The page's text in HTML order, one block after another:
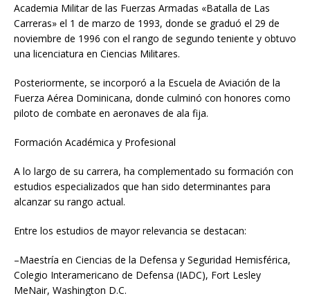
Academia Militar de las Fuerzas Armadas «Batalla de Las
Carreras» el 1 de marzo de 1993, donde se graduó el 29 de
noviembre de 1996 con el rango de segundo teniente y obtuvo
una licenciatura en Ciencias Militares.
Posteriormente, se incorporó a la Escuela de Aviación de la
Fuerza Aérea Dominicana, donde culminó con honores como
piloto de combate en aeronaves de ala fija.
Formación Académica y Profesional
A lo largo de su carrera, ha complementado su formación con
estudios especializados que han sido determinantes para
alcanzar su rango actual.
Entre los estudios de mayor relevancia se destacan:
–Maestría en Ciencias de la Defensa y Seguridad Hemisférica,
Colegio Interamericano de Defensa (IADC), Fort Lesley
MeNair, Washington D.C.